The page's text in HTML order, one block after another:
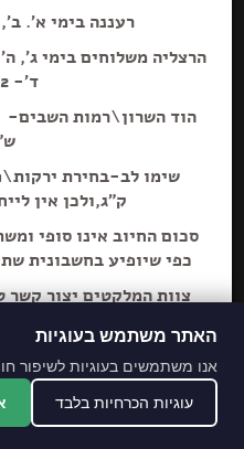
שוופס מוגז עדין 1.5
רעננה בימי א'. ב',
הרצליה משלוחים בימי ג',
ד'- 32 ש"ח
שימו לב-בחירת
ק"ג,ולכן אין
סכום החיוב אינו סופי
כפי שיופיע בחשבונית
צוות המלקטים יצור קשר
מובחרת!
*האתר והמקום עם
האתר משתמש בעוגיות
אנו משתמשים בעוגיות לשיפור
עוגיות הכרחיות בלבד